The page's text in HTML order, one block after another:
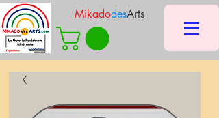
MikadodesArts